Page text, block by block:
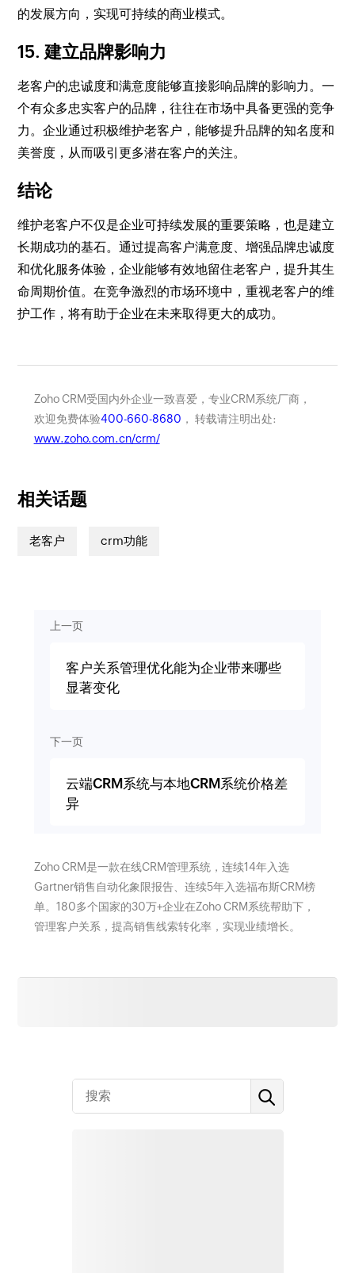
的发展方向，实现可持续的商业模式。
15. 建立品牌影响力
老客户的忠诚度和满意度能够直接影响品牌的影响力。一
个有众多忠实客户的品牌，往往在市场中具备更强的竞争
力。企业通过积极维护老客户，能够提升品牌的知名度和
美誉度，从而吸引更多潜在客户的关注。
结论
维护老客户不仅是企业可持续发展的重要策略，也是建立
长期成功的基石。通过提高客户满意度、增强品牌忠诚度
和优化服务体验，企业能够有效地留住老客户，提升其生
命周期价值。在竞争激烈的市场环境中，重视老客户的维
护工作，将有助于企业在未来取得更大的成功。
Zoho CRM受国内外企业一致喜爱，专业CRM系统厂商，
欢迎免费体验400-660-8680 ， 转载请注明出处:
www.zoho.com.cn/crm/
相关话题
老客户 crm功能
上一页
客户关系管理优化能为企业带来哪些
显著变化
下一页
云端CRM系统与本地CRM系统价格差
异
Zoho CRM是一款在线CRM管理系统，连续14年入选
Gartner销售自动化象限报告、连续5年入选福布斯CRM榜
单。180多个国家的30万+企业在Zoho CRM系统帮助下，
管理客户关系，提高销售线索转化率，实现业绩增长。